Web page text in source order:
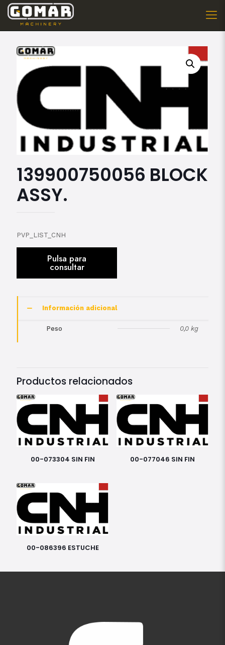
139900750056 BLOCK
ASSY.
PVP_LIST_CNH
Información adicional
Peso 0,0 kg
Productos relacionados
00-073304 SIN FIN 00-077046 SIN FIN
00-086396 ESTUCHE